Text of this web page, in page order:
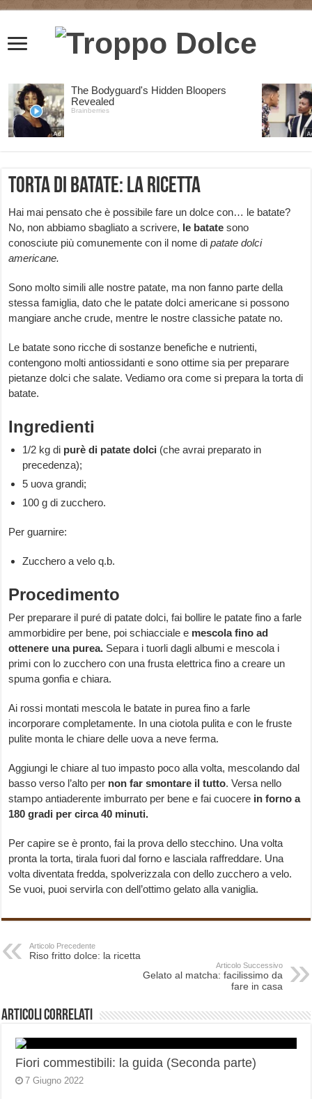
Torta di batate: la ricetta
Hai mai pensato che è possibile fare un dolce con… le batate?
No, non abbiamo sbagliato a scrivere, le batatesono
conosciute più comunemente con il nome dipatate dolci
americane.
Sono molto simili alle nostre patate, ma non fanno parte della
stessa famiglia, dato che le patate dolci americane si possono
mangiare anche crude, mentre le nostre classiche patate no.
Le batate sono ricche di sostanze benefiche e nutrienti,
contengono molti antiossidanti e sono ottime sia per preparare
pietanze dolci che salate. Vediamo ora come si prepara la torta di
batate.
Ingredienti
1/2 kg di purè di patate dolci (che avrai preparato in
precedenza);
5 uova grandi;
100 g di zucchero.
Per guarnire:
Zucchero a velo q.b.
Procedimento
Per preparare il puré di patate dolci, fai bollire le patate fino a farle
ammorbidire per bene, poi schiacciale e mescola fino ad
ottenere una purea. Separa i tuorli dagli albumi e mescola i
primi con lo zucchero con una frusta elettrica fino a creare un
spuma gonfia e chiara.
Ai rossi montati mescola le batate in purea fino a farle
incorporare completamente. In una ciotola pulita e con le fruste
pulite monta le chiare delle uova a neve ferma.
Aggiungi le chiare al tuo impasto poco alla volta, mescolando dal
basso verso l’alto per non far smontare il tutto. Versa nello
stampo antiaderente imburrato per bene e fai cuocere in forno a
180 gradi per circa 40 minuti.
Per capire se è pronto, fai la prova dello stecchino. Una volta
pronta la torta, tirala fuori dal forno e lasciala raffreddare. Una
volta diventata fredda, spolverizzala con dello zucchero a velo.
Se vuoi, puoi servirla con dell’ottimo gelato alla vaniglia.
Articolo Precedente
Riso fritto dolce: la ricetta
Articolo Successivo
Gelato al matcha: facilissimo da
fare in casa
Articoli correlati
Fiori commestibili: la guida (Seconda parte)
7 Giugno 2022